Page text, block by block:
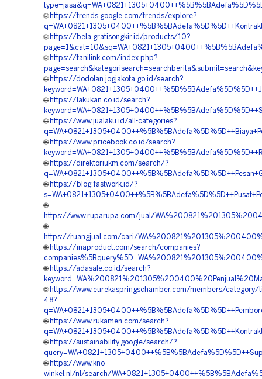
🌐 https://trends.google.com/trends/explore?
🌐 https://bela.gratisongkir.id/products/10?
🌐 https://tanilink.com/index.php?
🌐 https://dodolan.jogjakota.go.id/search?
🌐 https://lakukan.co.id/search?
🌐 https://www.jualaku.id/all-categories?
🌐 https://www.pricebook.co.id/search?
🌐 https://direktoriukm.com/search/?
🌐 https://blog.fastwork.id/?
🌐
https://www.ruparupa.com/jual/
🌐
https://ruangjual.com/cari/
🌐 https://inaproduct.com/search/companies?
🌐 https://adasale.co.id/search?
🌐 https://www.eurekaspringschamber.com/members/category/
48?
🌐 https://www.rukamen.com/search?
🌐 https://sustainability.google/search/?
🌐 https://www.kno-
winkel.nl/nl/search/